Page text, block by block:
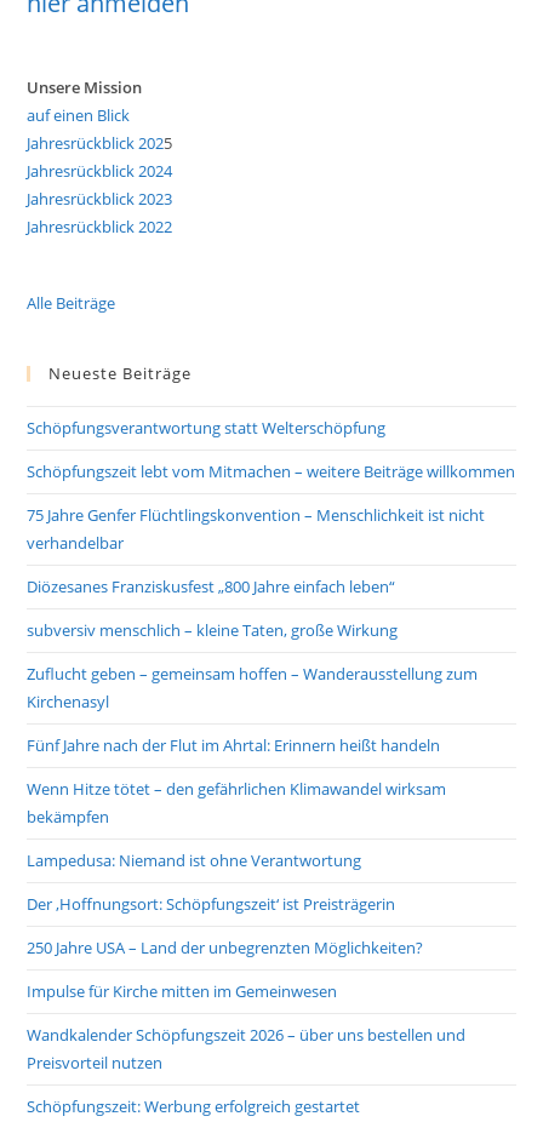
Unsere Mission
auf einen Blick
Jahresrückblick 2025
Jahresrückblick 2024
Jahresrückblick 2023
Jahresrückblick 2022
Alle Beiträge
Neueste Beiträge
Schöpfungsverantwortung statt Welterschöpfung
Schöpfungszeit lebt vom Mitmachen – weitere Beiträge willkommen
75 Jahre Genfer Flüchtlingskonvention – Menschlichkeit ist nicht
verhandelbar
Diözesanes Franziskusfest „800 Jahre einfach leben“
subversiv menschlich – kleine Taten, große Wirkung
Zuflucht geben – gemeinsam hoffen – Wanderausstellung zum
Kirchenasyl
Fünf Jahre nach der Flut im Ahrtal: Erinnern heißt handeln
Wenn Hitze tötet – den gefährlichen Klimawandel wirksam
bekämpfen
Lampedusa: Niemand ist ohne Verantwortung
Der ‚Hoffnungsort: Schöpfungszeit‘ ist Preisträgerin
250 Jahre USA – Land der unbegrenzten Möglichkeiten?
Impulse für Kirche mitten im Gemeinwesen
Wandkalender Schöpfungszeit 2026 – über uns bestellen und
Preisvorteil nutzen
Schöpfungszeit: Werbung erfolgreich gestartet